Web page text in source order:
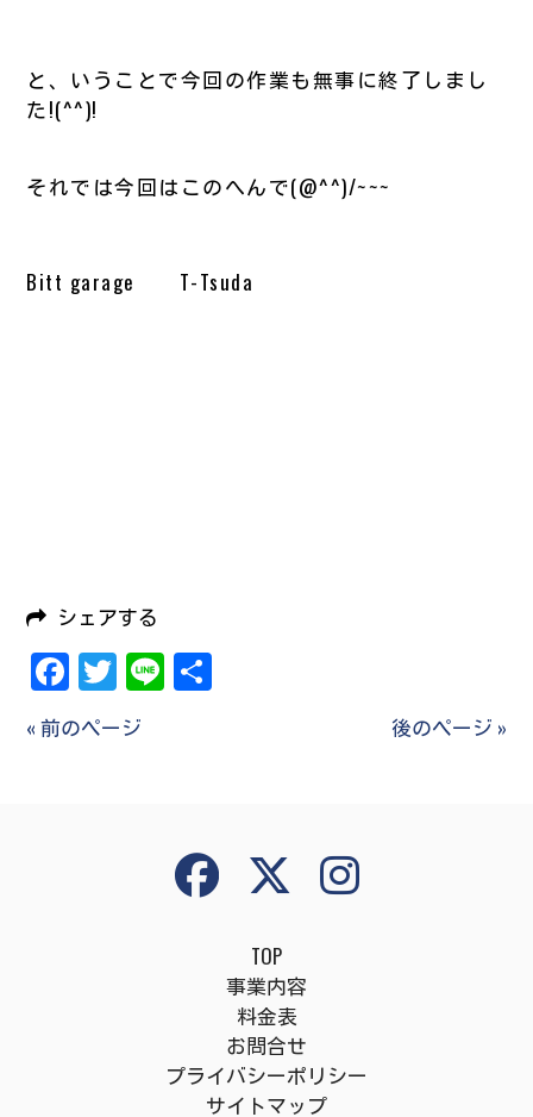
と、いうことで今回の作業も無事に終了しまし
た!(^^)!
それでは今回はこのへんで(@^^)/~~~
Bitt garage T-Tsuda
シェアする
Facebook
Twitter
Line
« 前のページ 後のページ »
TOP
事業内容
料金表
お問合せ
プライバシーポリシー
サイトマップ